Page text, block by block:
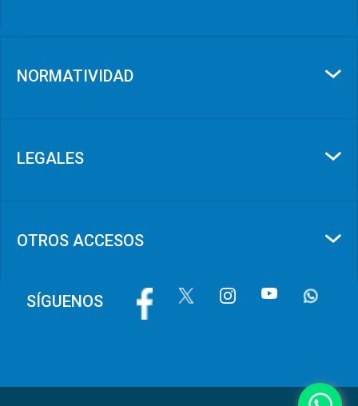
NORMATIVIDAD
LEGALES
OTROS ACCESOS
SÍGUENOS Image Image Image Image Image